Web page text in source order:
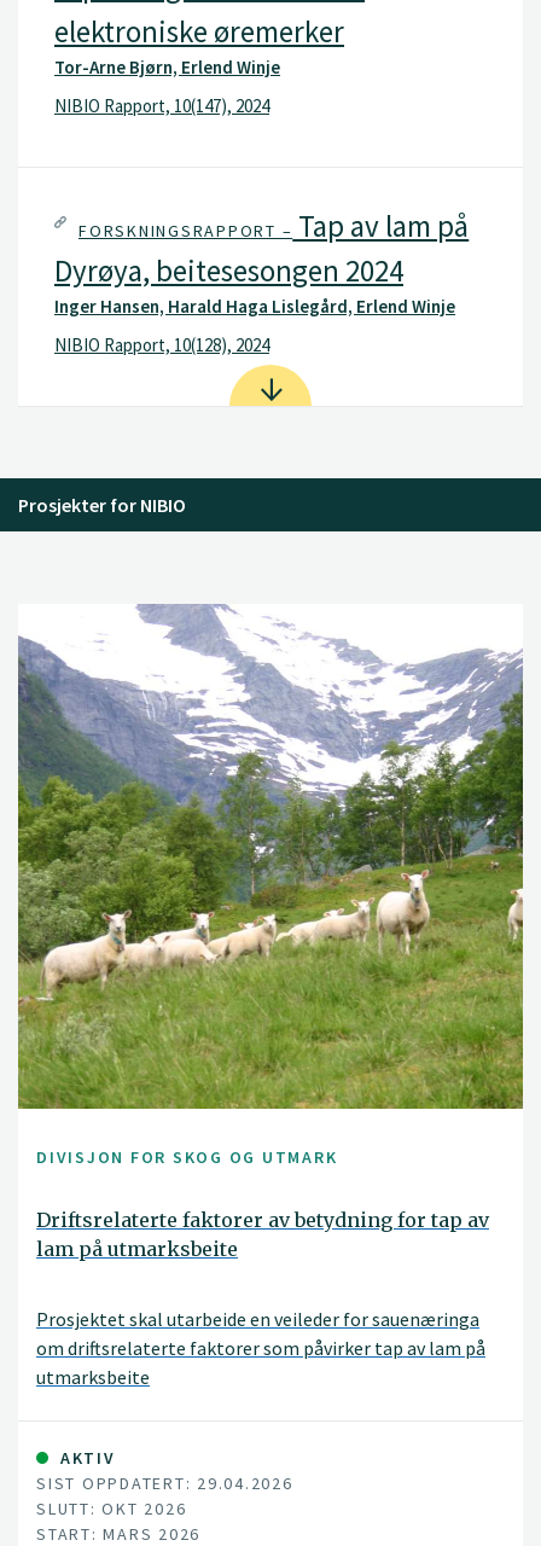
elektroniske øremerker
Tor-Arne Bjørn, Erlend Winje
NIBIO Rapport, 10(147), 2024
FORSKNINGSRAPPORT – Tap av lam på
Dyrøya, beitesesongen 2024
Inger Hansen, Harald Haga Lislegård, Erlend Winje
NIBIO Rapport, 10(128), 2024
Prosjekter for NIBIO
DIVISJON FOR SKOG OG UTMARK
Driftsrelaterte faktorer av betydning for tap av
lam på utmarksbeite
Prosjektet skal utarbeide en veileder for sauenæringa
om driftsrelaterte faktorer som påvirker tap av lam på
utmarksbeite
AKTIV
SIST OPPDATERT: 29.04.2026
SLUTT: OKT 2026
START: MARS 2026